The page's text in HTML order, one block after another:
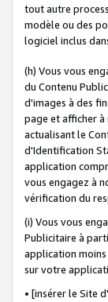
tout autre
modèle ou des
logiciel inclus
(h) Vous vous
du Contenu
d'images à des
page et afficher à
actualisant le
d'Identification
application
vous engagez à
vérification du
(i) Vous vous
Publicitaire à
application
sur votre
• [insérer le Site